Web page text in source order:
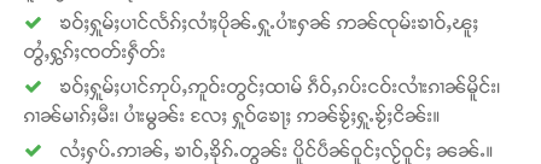
ၶဝ်ႈႁူမ်ႈပၢင်လႅၵ်ႈလၢႆႈပိုၼ်ႉႁူႉပၢႆးႁၼ် ဢၼ်ၸုမ်းၶၢဝ်ႇၽူႈ
တွႆႇႁွၵ်ႈၸတ်းႁဵတ်း
ၶဝ်ႈႁူမ်ႈပၢင်ဢုပ်ႇဢူဝ်းတွင်ႈထၢမ် ၵဵဝ်ႇၵပ်းငဝ်းလၢႆးၵၢၼ်မိူင်း၊
ၵၢၼ်မၢၵ်ႈမီး၊ ပၢႆးမွၼ်း လႄႈ ႁူဝ်ၶေႃႈ ဢၼ်ၶႂ်ႈႁူႉၶႂ်ႈငိၼ်း။
လႆႈႁပ်ႉဢၢၼ်ႇ ၶၢဝ်ႇၶိုၵ်ႉတွၼ်း ပိူင်ပဵၼ်ဝူင်ႈလႂ်ဝူင်ႈ ၼၼ်ႉ။